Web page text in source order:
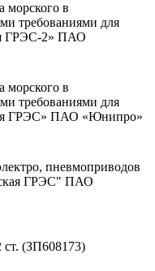
морского в
требованиями для
ГРЭС-2» ПАО
морского в
требованиями для
ГРЭС» ПАО «Юнипро»
пневмоприводов
ГРЭС" ПАО
(ЗП608173)